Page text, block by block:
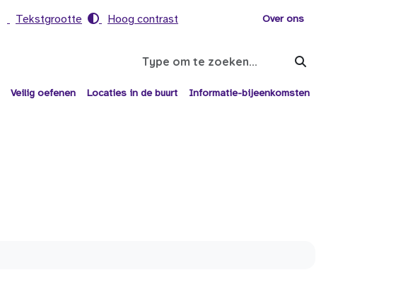
Tekstgrootte Hoog contrast Over ons
Search
Veilig oefenen Locaties in de buurt Informatie-bijeenkomsten